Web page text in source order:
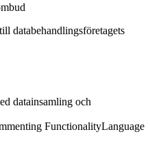
databehandlingsföretagets
datainsamling och
FunctionalityLanguage